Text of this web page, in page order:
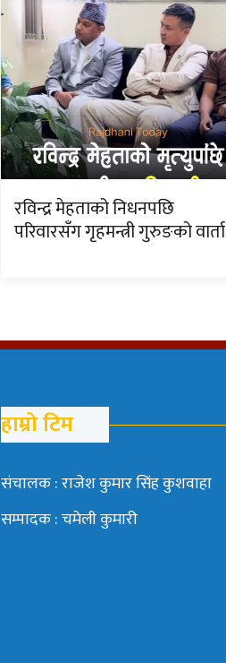
रविन्द्र मेहताको निधनपछि
परिवारसँग गृहमन्त्री गुरुङको वार्ता
हाम्रो टिम
संचालक : राजेश कुमार सिंह कुशवाहा
सम्पादक : चमेली कुमारी